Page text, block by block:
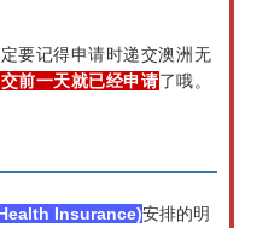
要记得申请时递交澳洲无
前一天就已经申请了哦。
Insurance)安排的明